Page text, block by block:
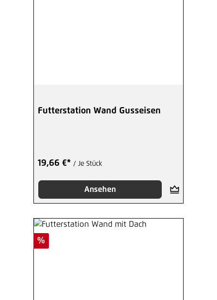
Futterstation Wand Gusseisen
19,66 €* / Je Stück
Ansehen
Rabatt
%